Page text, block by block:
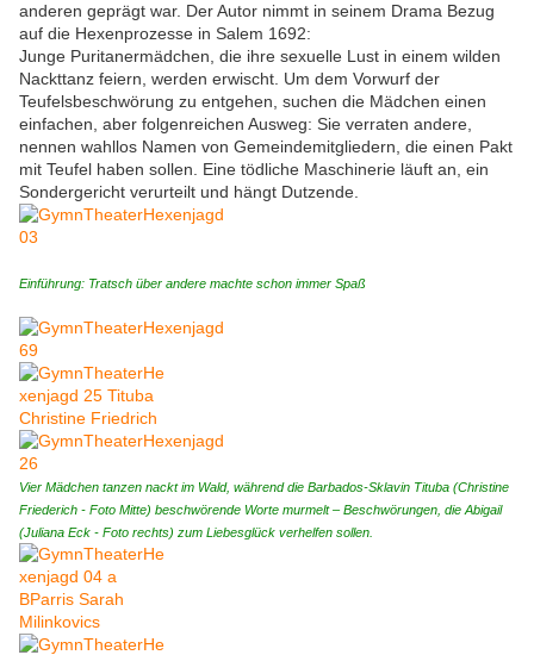
anderen geprägt war. Der Autor nimmt in seinem Drama Bezug
auf die Hexenprozesse in Salem 1692:
Junge Puritanermädchen, die ihre sexuelle Lust in einem wilden
Nackttanz feiern, werden erwischt. Um dem Vorwurf der
Teufelsbeschwörung zu entgehen, suchen die Mädchen einen
einfachen, aber folgenreichen Ausweg: Sie verraten andere,
nennen wahllos Namen von Gemeindemitgliedern, die einen Pakt
mit Teufel haben sollen. Eine tödliche Maschinerie läuft an, ein
Sondergericht verurteilt und hängt Dutzende.
Einführung: Tratsch über andere machte schon immer Spaß
Vier Mädchen tanzen nackt im Wald, während die Barbados-Sklavin Tituba (Christine
Friederich - Foto Mitte) beschwörende Worte murmelt – Beschwörungen, die Abigail
(Juliana Eck - Foto rechts) zum Liebesglück verhelfen sollen.